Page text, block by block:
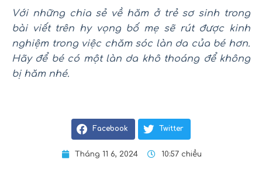
Với những chia sẻ về hăm ở trẻ sơ sinh trong
bài viết trên hy vọng bố mẹ sẽ rút được kinh
nghiệm trong việc chăm sóc làn da của bé hơn.
Hãy để bé có một làn da khô thoáng để không
bị hăm nhé.
Facebook Twitter
Tháng 11 6, 2024 10:57 chiều